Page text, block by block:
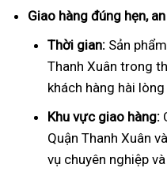
Giao hàng đúng hẹn,
Thời gian: Sản
Thanh Xuân trong
khách hàng hài
Khu vực giao hàng:
Quận Thanh Xuân
vụ chuyên nghiệp